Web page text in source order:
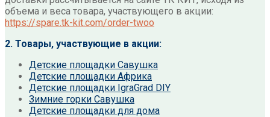
объема и веса товара, участвующего в акции:
https://spare.tk-kit.com/order-twoo
2. Товары, участвующие в акции:
Детские площадки Савушка
Детские площадки Африка
Детские площадки IgraGrad DIY
Зимние горки Савушка
Детские площадки для дома